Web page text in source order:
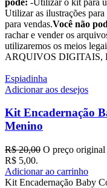
Utilizar as ilustrações
para vendas.Você não
rachar e vender os
utilizaremos os meios
ARQUIVOS
Espiadinha
Adicionar aos desejos
Kit Encadernação
Menino
R$20,00 O preço original
R$ 5,00.
Adicionar ao carrinho
Kit Encadernação Baby